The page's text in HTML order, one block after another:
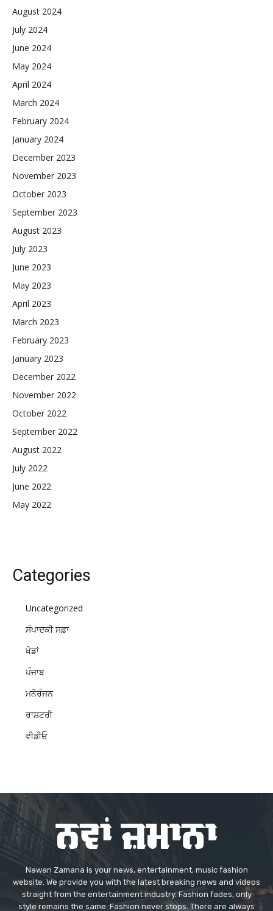
August 2024
July 2024
June 2024
May 2024
April 2024
March 2024
February 2024
January 2024
December 2023
November 2023
October 2023
September 2023
August 2023
July 2023
June 2023
May 2023
April 2023
March 2023
February 2023
January 2023
December 2022
November 2022
October 2022
September 2022
August 2022
July 2022
June 2022
May 2022
Categories
Uncategorized
ਸੰਪਾਦਕੀ ਸਫ਼ਾ
ਖੇਡਾਂ
ਪੰਜਾਬ
ਮਨੋਰੰਜਨ
ਰਾਸ਼ਟਰੀ
ਵੀਡੀਓ
Nawan Zamana is your news, entertainment, music fashion
website. We provide you with the latest breaking news and videos
straight from the entertainment industry. Fashion fades, only
style remains the same. Fashion never stops. There are always